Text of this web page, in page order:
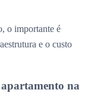
o importante é
e o custo
na